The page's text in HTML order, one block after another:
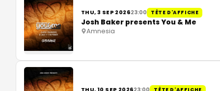
THU, 3 SEP 202623:00 TÊTE D'AFFICHE
Josh Baker presents You & Me
Amnesia